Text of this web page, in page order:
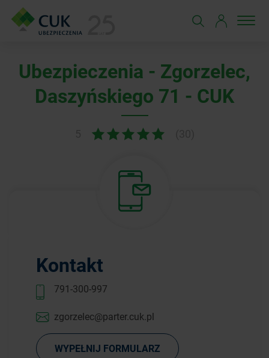
Ubezpieczenia - Zgorzelec,
Daszyńskiego 71 - CUK
Kontakt
791-300-997
zgorzelec@parter.cuk.pl
WYPEŁNIJ FORMULARZ